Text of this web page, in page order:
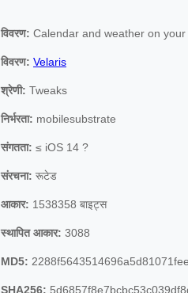
विवरण: Calendar and weather on
विवरण: Velaris
श्रेणी: Tweaks
निर्भरता: mobilesubstrate
संगतता: ≤ iOS 14 ?
संरचना: रूटेड
आकार: 1538358 बाइट्स
स्थापित आकार: 3088
MD5:
SHA256: